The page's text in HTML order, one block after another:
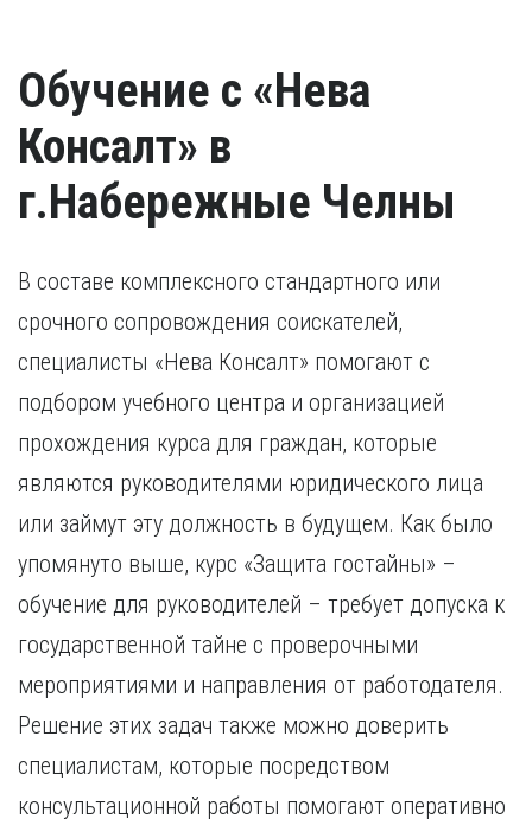
Обучение с «Нева
Консалт» в
г.Набережные Челны
В составе комплексного стандартного или
срочного сопровождения соискателей,
специалисты «Нева Консалт» помогают с
подбором учебного центра и организацией
прохождения курса для граждан, которые
являются руководителями юридического лица
или займут эту должность в будущем. Как было
упомянуто выше, курс «Защита гостайны» –
обучение для руководителей – требует допуска к
государственной тайне с проверочными
мероприятиями и направления от работодателя.
Решение этих задач также можно доверить
специалистам, которые посредством
консультационной работы помогают оперативно